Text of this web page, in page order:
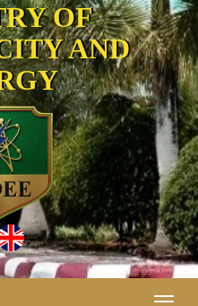
OF
AND
Toggle